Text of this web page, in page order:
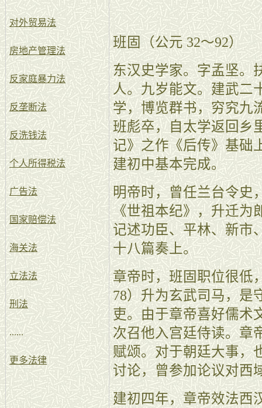
对外贸易法
房地产管理法
反家庭暴力法
反垄断法
反洗钱法
个人所得税法
广告法
国家赔偿法
海关法
立法法
刑法
......
更多法律
班固（公元 32～92）
东汉史学家。字孟坚。
人。九岁能文。建武二
学，博览群书，穷究九
班彪卒，自太学返回乡
记》之作《后传》基础
建初中基本完成。
明帝时，曾任兰台令史
《世祖本纪》，升迁为
记述功臣、平林、新市
十八篇奏上。
章帝时，班固职位很低
78）升为玄武司马，是
吏。由于章帝喜好儒术
次召他入宫廷侍读。章
赋颂。对于朝廷大事，
讨论，曾参加论议对西
建初四年，章帝效法西